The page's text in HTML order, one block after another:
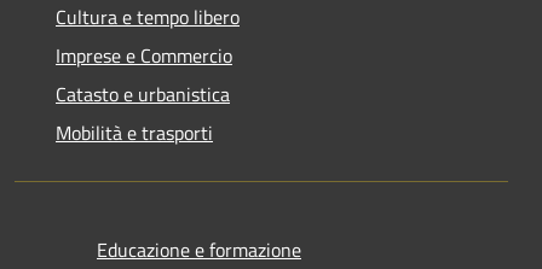
Cultura e tempo libero
Imprese e Commercio
Catasto e urbanistica
Mobilità e trasporti
Educazione e formazione